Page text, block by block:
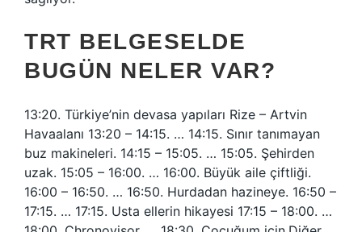
TRT BELGESELDE
BUGÜN NELER VAR?
13:20. Türkiye’nin devasa yapıları Rize – Artvin
Havaalanı 13:20 – 14:15. … 14:15. Sınır tanımayan
buz makineleri. 14:15 – 15:05. … 15:05. Şehirden
uzak. 15:05 – 16:00. … 16:00. Büyük aile çiftliği.
16:00 – 16:50. … 16:50. Hurdadan hazineye. 16:50 –
17:15. … 17:15. Usta ellerin hikayesi 17:15 – 18:00. …